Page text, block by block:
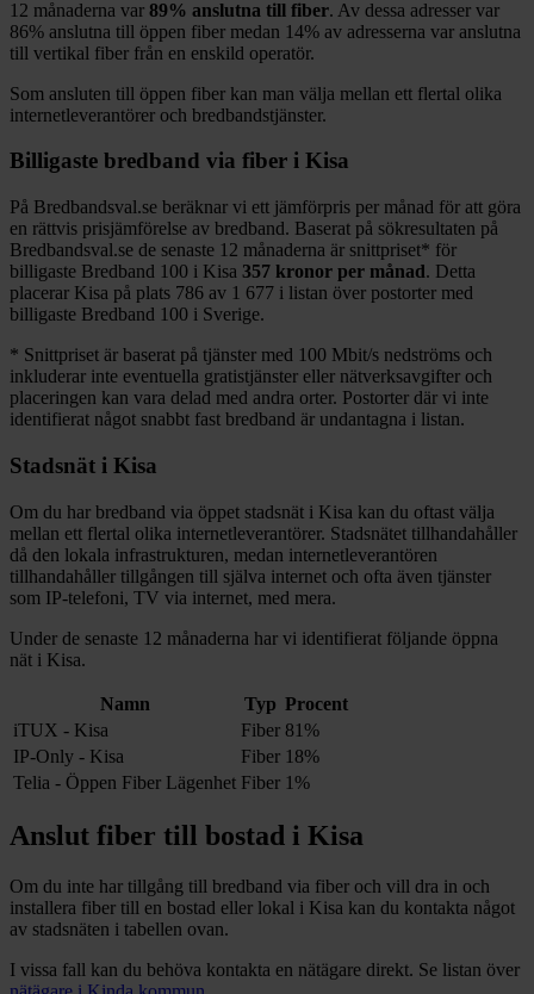
12 månaderna var 89% anslutna till fiber. Av dessa adresser var
86% anslutna till öppen fiber medan 14% av adresserna var anslutna
till vertikal fiber från en enskild operatör.
Som ansluten till öppen fiber kan man välja mellan ett flertal olika
internetleverantörer och bredbandstjänster.
Billigaste bredband via fiber i Kisa
På Bredbandsval.se beräknar vi ett jämförpris per månad för att göra
en rättvis prisjämförelse av bredband. Baserat på sökresultaten på
Bredbandsval.se de senaste 12 månaderna är snittpriset* för
billigaste Bredband 100 i Kisa 357 kronor per månad. Detta
placerar Kisa på plats 786 av 1 677 i listan över postorter med
billigaste Bredband 100 i Sverige.
* Snittpriset är baserat på tjänster med 100 Mbit/s nedströms och
inkluderar inte eventuella gratistjänster eller nätverksavgifter och
placeringen kan vara delad med andra orter. Postorter där vi inte
identifierat något snabbt fast bredband är undantagna i listan.
Stadsnät i Kisa
Om du har bredband via öppet stadsnät i Kisa kan du oftast välja
mellan ett flertal olika internetleverantörer. Stadsnätet tillhandahåller
då den lokala infrastrukturen, medan internetleverantören
tillhandahåller tillgången till själva internet och ofta även tjänster
som IP-telefoni, TV via internet, med mera.
Under de senaste 12 månaderna har vi identifierat följande öppna
nät i Kisa.
Namn Typ Procent
iTUX - Kisa
Fiber 81%
IP-Only - Kisa
Fiber 18%
Telia - Öppen Fiber Lägenhet Fiber 1%
Anslut fiber till bostad i Kisa
Om du inte har tillgång till bredband via fiber och vill dra in och
installera fiber till en bostad eller lokal i Kisa kan du kontakta något
av stadsnäten i tabellen ovan.
I vissa fall kan du behöva kontakta en nätägare direkt. Se listan över